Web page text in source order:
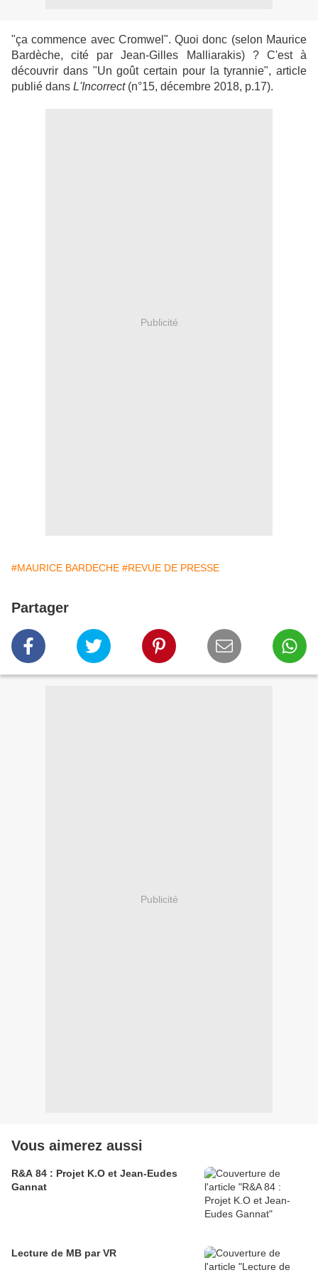
"ça commence avec Cromwel". Quoi donc (selon Maurice
Bardèche, cité par Jean-Gilles Malliarakis) ? C'est à
découvrir dans "Un goût certain pour la tyrannie", article
publié dans L'Incorrect(n°15, décembre 2018, p.17).
Publicité
#MAURICE BARDECHE #REVUE DE PRESSE
Partager
Publicité
Vous aimerez aussi
R&A 84 : Projet K.O et Jean-Eudes
Gannat
Lecture de MB par VR